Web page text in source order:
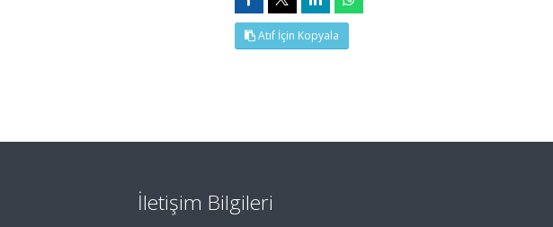
Atıf İçin Kopyala
İletişim Bilgileri